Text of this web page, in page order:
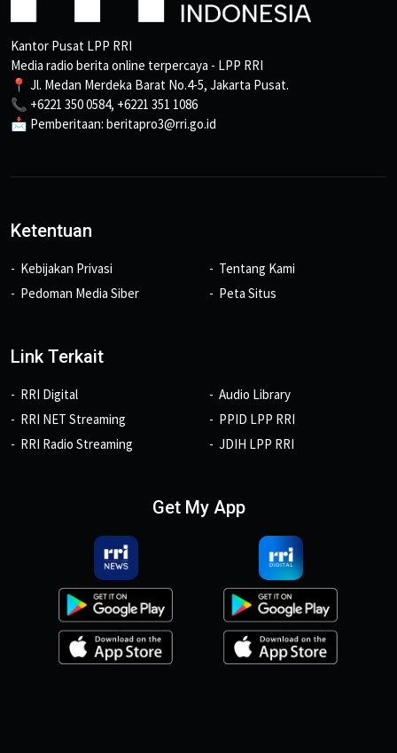
Kantor Pusat LPP RRI
Media radio berita online terpercaya - LPP RRI
📍 Jl. Medan Merdeka Barat No.4-5, Jakarta Pusat.
📞 +6221 350 0584, +6221 351 1086
📩 Pemberitaan: beritapro3@rri.go.id
Ketentuan
Kebijakan Privasi
Pedoman Media Siber
Tentang Kami
Peta Situs
Link Terkait
RRI Digital
RRI NET Streaming
RRI Radio Streaming
Audio Library
PPID LPP RRI
JDIH LPP RRI
Get My App